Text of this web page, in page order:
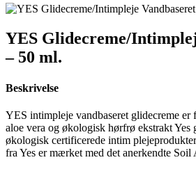
YES Glidecreme/
– 50 ml.
Beskrivelse
YES intimpleje vandbaseret glidecreme
aloe vera og økologisk hørfrø ekstrakt Yes
økologisk certificerede intim
fra Yes er mærket med det anerkendte Soil